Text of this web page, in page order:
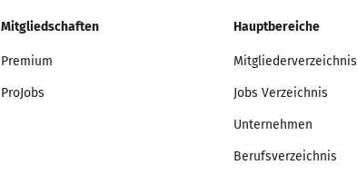
Mitgliedschaften
Premium
ProJobs
Hauptbereiche
Mitgliederverzeichnis
Jobs Verzeichnis
Unternehmen
Berufsverzeichnis